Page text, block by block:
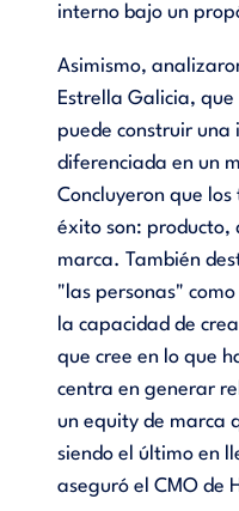
interno bajo un
Asimismo,
Estrella Galicia,
puede construir
diferenciada en un
Concluyeron que
éxito son: producto,
marca. También
"las personas"
la capacidad de
que cree en lo que
centra en generar
un equity de marca
siendo el último en
aseguró el CMO de